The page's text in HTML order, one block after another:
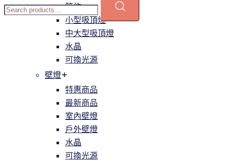
簡約
小型吸頂燈
中大型吸頂燈
水晶
可換光源
壁燈
特惠商品
最新商品
室內壁燈
戶外壁燈
水晶
可換光源